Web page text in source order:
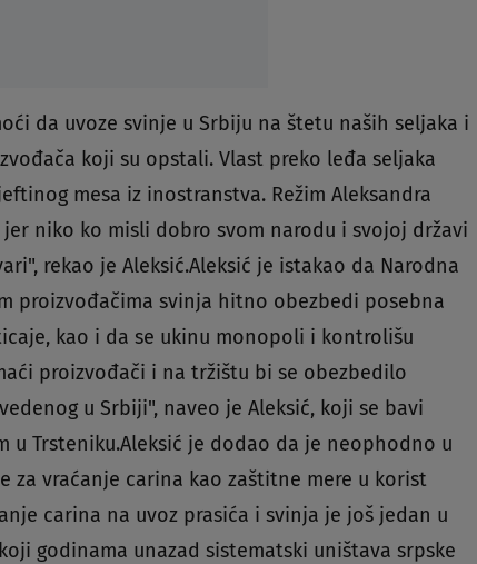
da uvoze svinje u Srbiju na štetu naših seljaka i
koji su opstali. Vlast preko leđa seljaka
mesa iz inostranstva. Režim Aleksandra
jer niko ko misli dobro svom narodu i svojoj državi
rekao je Aleksić.Aleksić je istakao da Narodna
proizvođačima svinja hitno obezbedi posebna
kao i da se ukinu monopoli i kontrolišu
proizvođači i na tržištu bi se obezbedilo
u Srbiji", naveo je Aleksić, koji se bavi
Trsteniku.Aleksić je dodao da je neophodno u
za vraćanje carina kao zaštitne mere u korist
carina na uvoz prasića i svinja je još jedan u
godinama unazad sistematski uništava srpske